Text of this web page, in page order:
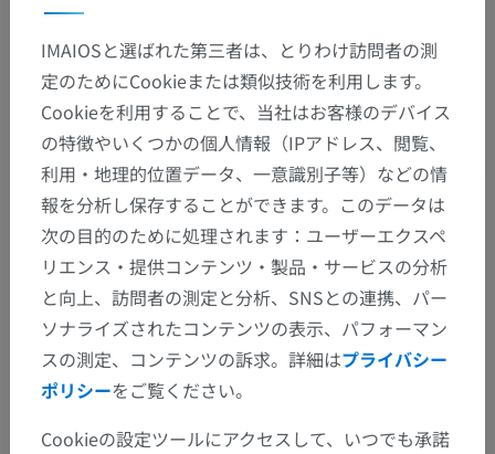
人体神経解剖学
翻訳
間違いを発見しましたか？
修正や翻訳、内容の改善の提案がありましたらどう
ぞお知らせください。
問題を報告
IMAIOSと選ばれた第三者は、とりわけ訪問者の測
定のためにCookieまたは類似技術を利用します。
Cookieを利用することで、当社はお客様のデバイス
の特徴やいくつかの個人情報（IPアドレス、閲覧、
利用・地理的位置データ、一意識別子等）などの情
報を分析し保存することができます。このデータは
次の目的のために処理されます：ユーザーエクスペ
リエンス・提供コンテンツ・製品・サービスの分析
と向上、訪問者の測定と分析、SNSとの連携、パー
ソナライズされたコンテンツの表示、パフォーマン
スの測定、コンテンツの訴求。詳細はプライバシー
ポリシーをご覧ください。
Cookieの設定ツールにアクセスして、いつでも承諾